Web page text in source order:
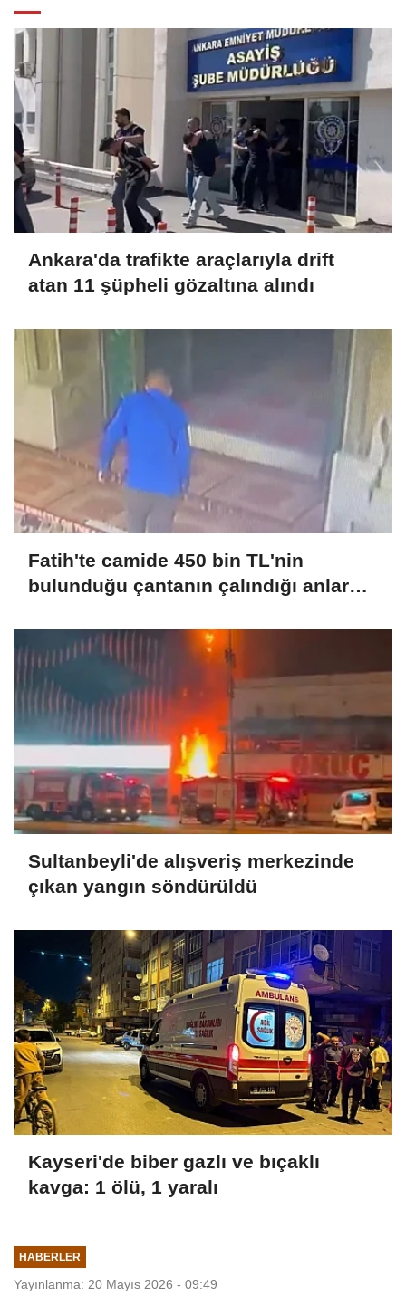
Ankara'da trafikte araçlarıyla drift
atan 11 şüpheli gözaltına alındı
Fatih'te camide 450 bin TL'nin
bulunduğu çantanın çalındığı anlar
Sultanbeyli'de alışveriş merkezinde
çıkan yangın söndürüldü
Kayseri'de biber gazlı ve bıçaklı
kavga: 1 ölü, 1 yaralı
HABERLER
Yayınlanma: 20 Mayıs 2026 - 09:49